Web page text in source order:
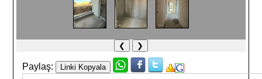
❮ ❯
Paylaş: